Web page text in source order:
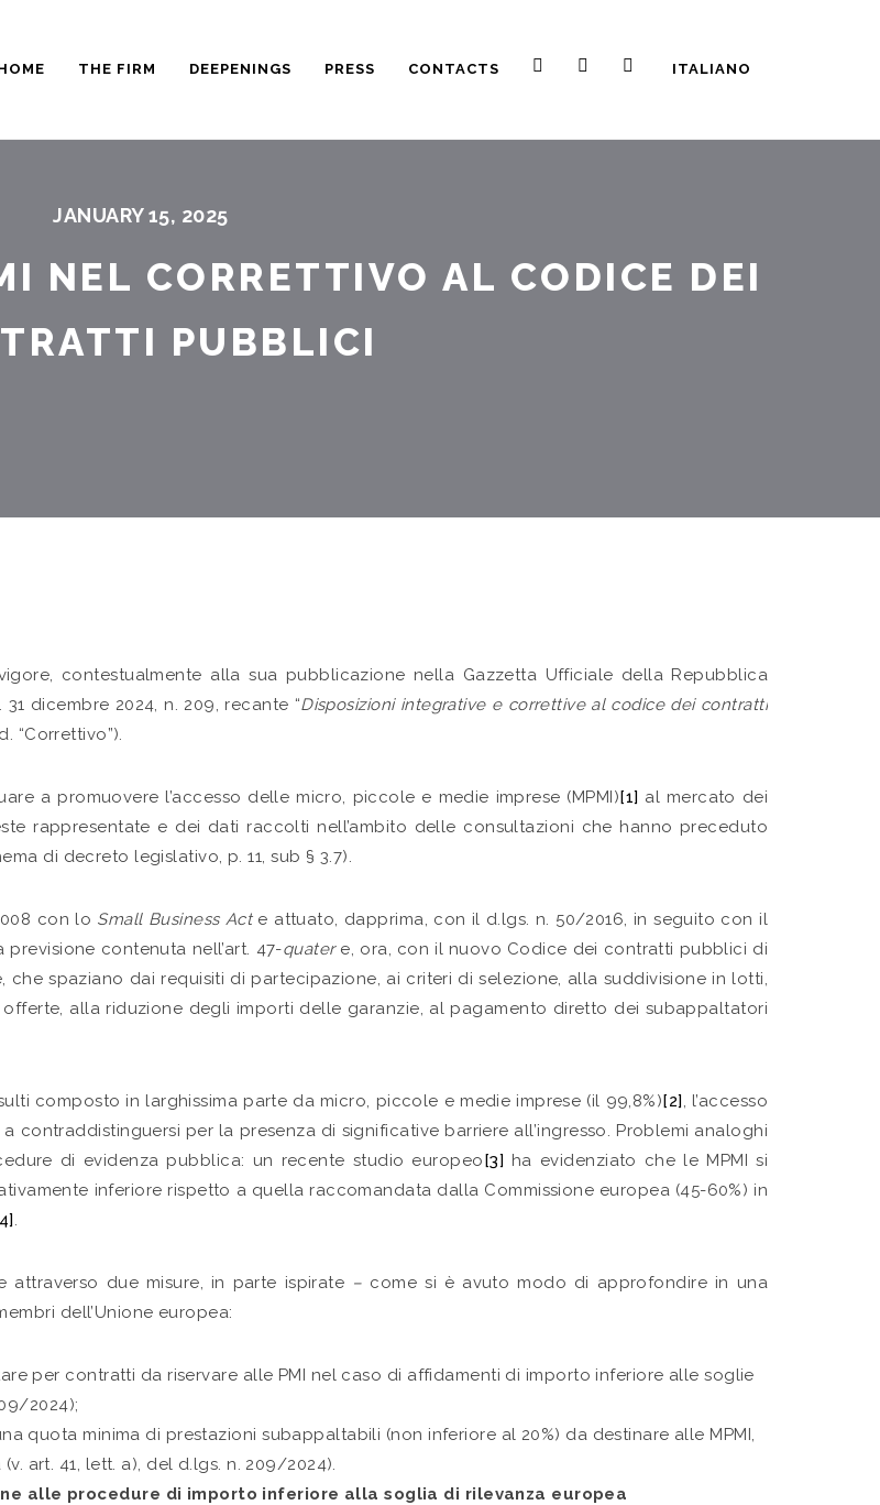
THE FIRM DEEPENINGS PRESS CONTACTS ITALIANO
JANUARY 15, 2025
NEL CORRETTIVO AL CODICE DEI
PUBBLICI
contestualmente alla sua pubblicazione nella Gazzetta Ufficiale della Repubblica
dicembre 2024, n. 209, recante “Disposizioni integrative e correttive al codice dei contratti
“Correttivo”).
a promuovere l’accesso delle micro, piccole e medie imprese (MPMI)[1] al mercato dei
rappresentate e dei dati raccolti nell’ambito delle consultazioni che hanno preceduto
di decreto legislativo, p. 11, sub § 3.7).
con lo Small Business Acte attuato, dapprima, con il d.lgs. n. 50/2016, in seguito con il
contenuta nell’art. 47-quatere, ora, con il nuovo Codice dei contratti pubblici di
spaziano dai requisiti di partecipazione, ai criteri di selezione, alla suddivisione in lotti,
alla riduzione degli importi delle garanzie, al pagamento diretto dei subappaltatori
composto in larghissima parte da micro, piccole e medie imprese (il 99,8%)[2] , l’accesso
per la presenza di significative barriere all’ingresso. Problemi analoghi
di evidenza pubblica: un recente studio europeo[3] ha evidenziato che le MPMI si
inferiore rispetto a quella raccomandata dalla Commissione europea (45-60%) in
attraverso due misure, in parte ispirate – come si è avuto modo di approfondire in una
dell’Unione europea:
per contratti da riservare alle PMI nel caso di affidamenti di importo inferiore alle soglie
2024);
quota minima di prestazioni subappaltabili (non inferiore al 20%) da destinare alle MPMI,
art. 41, lett. a), del d.lgs. n. 209/2024).
alle procedure di importo inferiore alla soglia di rilevanza europea